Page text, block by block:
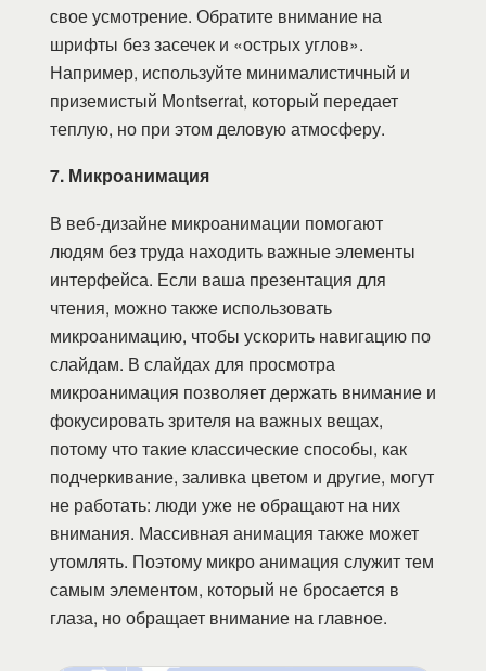
свое усмотрение. Обратите внимание на
шрифты без засечек и «острых углов».
Например, используйте минималистичный и
приземистый Montserrat, который передает
теплую, но при этом деловую атмосферу.
7. Микроанимация
В веб-дизайне микроанимации помогают
людям без труда находить важные элементы
интерфейса. Если ваша презентация для
чтения, можно также использовать
микроанимацию, чтобы ускорить навигацию по
слайдам. В слайдах для просмотра
микроанимация позволяет держать внимание и
фокусировать зрителя на важных вещах,
потому что такие классические способы, как
подчеркивание, заливка цветом и другие, могут
не работать: люди уже не обращают на них
внимания. Массивная анимация также может
утомлять. Поэтому микро анимация служит тем
самым элементом, который не бросается в
глаза, но обращает внимание на главное.